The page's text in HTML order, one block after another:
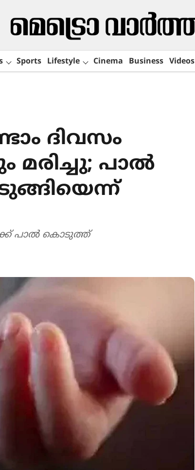
Sports Lifestyle Cinema Business Videos
ദിവസം
പാൽ
പാൽ കൊടുത്ത്